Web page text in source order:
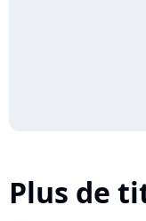
Plus de